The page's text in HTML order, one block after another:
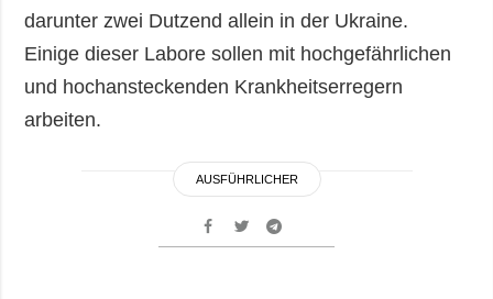
darunter zwei Dutzend allein in der Ukraine.
Einige dieser Labore sollen mit hochgefährlichen
und hochansteckenden Krankheitserregern
arbeiten.
AUSFÜHRLICHER